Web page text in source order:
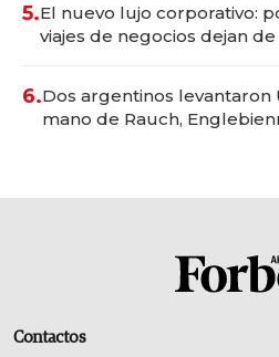
5.El nuevo lujo corporativo:
viajes de negocios dejan
6.Dos argentinos levantaron
mano de Rauch,
Contactos